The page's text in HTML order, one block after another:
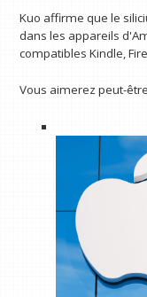
Kuo affirme que le
dans les appareils
compatibles Kindle,
Vous aimerez peut-être